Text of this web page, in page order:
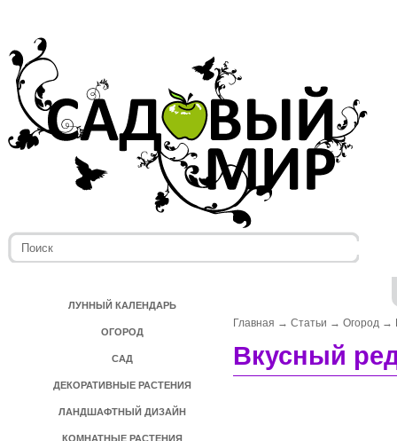
ЛУННЫЙ КАЛЕНДАРЬ
ОГОРОД
САД
ДЕКОРАТИВНЫЕ РАСТЕНИЯ
ЛАНДШАФТНЫЙ ДИЗАЙН
КОМНАТНЫЕ РАСТЕНИЯ
Главная → Статьи → Огород →
Вкусный